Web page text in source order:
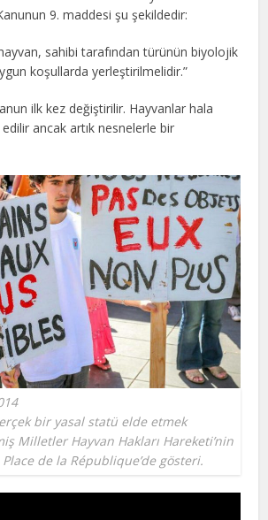
9. maddesi şu şekildedir:
sahibi tarafından türünün biyolojik
koşullarda yerleştirilmelidir.”
ilk kez değiştirilir. Hayvanlar hala
ancak artık nesnelerle bir
bir yasal statü elde etmek
Milletler Hayvan Hakları Hareketi’nin
Place de la République’de gösteri.